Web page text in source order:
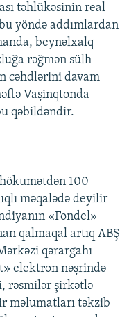
təhlükəsinin real
yöndə addımlardan
beynəlxalq
rəğmən sülh
cəhdlərini davam
Vaşinqtonda
qəbildəndir.
100
məqalədə deyilir
«Fondel»
qalmaqal artıq ABŞ
qərargahı
elektron nəşrində
rəsmilər şirkətlə
məlumatları təkzib